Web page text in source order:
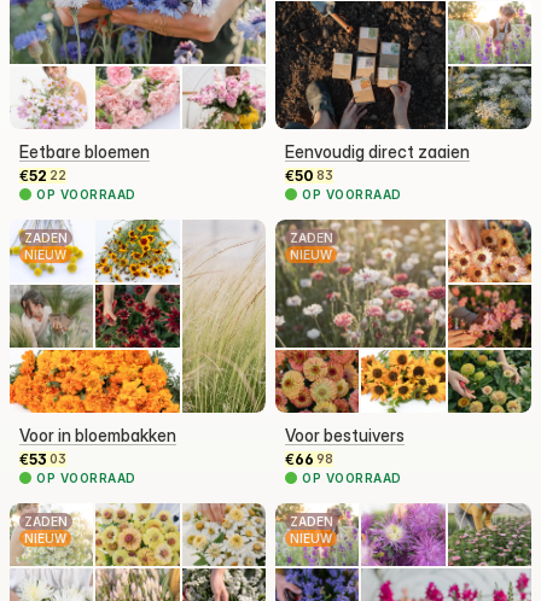
Eetbare bloemen
€52 22
OP VOORRAAD
Eenvoudig direct zaaien
€50 83
OP VOORRAAD
ZADEN
NIEUW
Voor in bloembakken
€53 03
OP VOORRAAD
ZADEN
NIEUW
Voor bestuivers
€66 98
OP VOORRAAD
ZADEN
NIEUW
ZADEN
NIEUW